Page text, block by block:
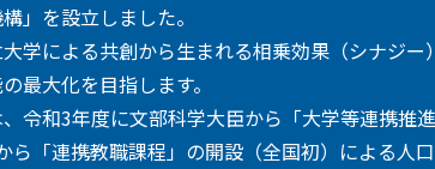
」を設立しました。
学による共創から生まれる相乗効果（シナジー
最大化を目指します。
令和3年度に文部科学大臣から「大学等連携推
ら「連携教職課程」の開設（全国初）による人